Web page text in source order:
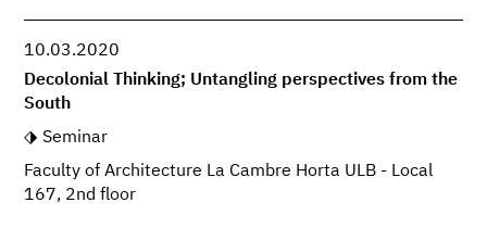
10.03.2020
Decolonial Thinking; Untangling perspectives from the
South
Seminar
Faculty of Architecture La Cambre Horta ULB - Local
167, 2nd floor